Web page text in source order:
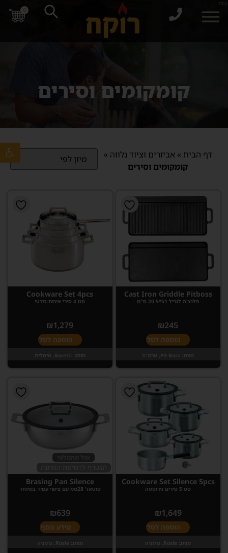
פתח
בס"ד
0
קומקומים וסירים
דף הבית » אביזרים וציוד נלווה »
קומקומים וסירים
Cast Iron Griddle Pitboss
פלנצ'ה לגריל 51*20.5 ס"מ
₪245
הוספה לסל
מותג: Pit-Boss, ארה"ב
Cookware Set 4pcs
סט 4 סירי איכות-בורטי
₪1,279
הוספה לסל
מותג: Boretti, איטליה
Cookware Set Silence 5pcs
סט 5 סירים נירוסטה
₪1,649
הוספה לסל
מותג: Rosle, גרמניה
Brasing Pan Silence
סוטאז' 28סמ עם ציפוי עמיד במיוחד
₪639
מידע נוסף
מותג: Rosle, גרמניה